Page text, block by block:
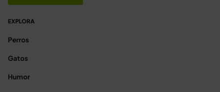
EXPLORA
Perros
Gatos
Humor